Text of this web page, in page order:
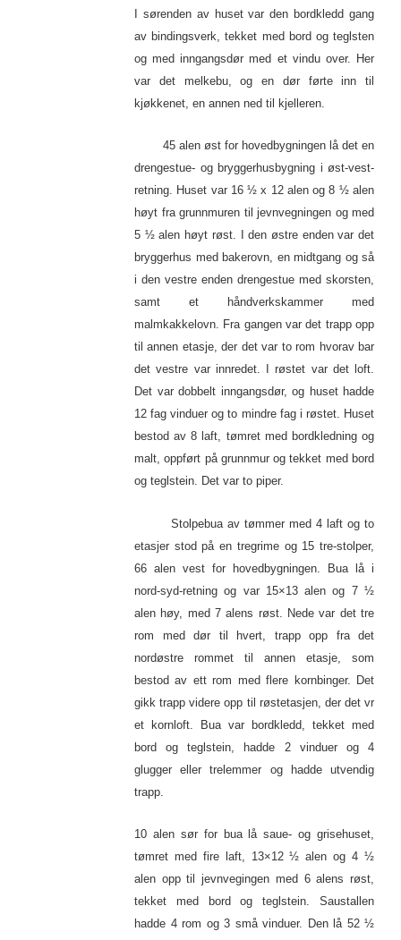
I sørenden av huset var den bordkledd gang
av bindingsverk, tekket med bord og teglsten
og med inngangsdør med et vindu over. Her
var det melkebu, og en dør førte inn til
kjøkkenet, en annen ned til kjelleren.
45 alen øst for hovedbygningen lå det en
drengestue- og bryggerhusbygning i øst-vest-
retning. Huset var 16 ½ x 12 alen og 8 ½ alen
høyt fra grunnmuren til jevnvegningen og med
5 ½ alen høyt røst. I den østre enden var det
bryggerhus med bakerovn, en midtgang og så
i den vestre enden drengestue med skorsten,
samt et håndverkskammer med
malmkakkelovn. Fra gangen var det trapp opp
til annen etasje, der det var to rom hvorav bar
det vestre var innredet. I røstet var det loft.
Det var dobbelt inngangsdør, og huset hadde
12 fag vinduer og to mindre fag i røstet. Huset
bestod av 8 laft, tømret med bordkledning og
malt, oppført på grunnmur og tekket med bord
og teglstein. Det var to piper.
Stolpebua av tømmer med 4 laft og to
etasjer stod på en tregrime og 15 tre-stolper,
66 alen vest for hovedbygningen. Bua lå i
nord-syd-retning og var 15×13 alen og 7 ½
alen høy, med 7 alens røst. Nede var det tre
rom med dør til hvert, trapp opp fra det
nordøstre rommet til annen etasje, som
bestod av ett rom med flere kornbinger. Det
gikk trapp videre opp til røstetasjen, der det vr
et kornloft. Bua var bordkledd, tekket med
bord og teglstein, hadde 2 vinduer og 4
glugger eller trelemmer og hadde utvendig
trapp.
10 alen sør for bua lå saue- og grisehuset,
tømret med fire laft, 13×12 ½ alen og 4 ½
alen opp til jevnvegingen med 6 alens røst,
tekket med bord og teglstein. Saustallen
hadde 4 rom og 3 små vinduer. Den lå 52 ½